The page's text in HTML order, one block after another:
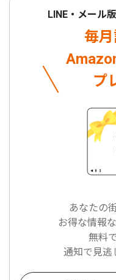
LINE・メール
毎
プ
あなたの
お得な情報
無料
通知で見逃